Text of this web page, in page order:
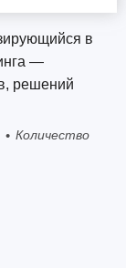
в
—
решений
Количество